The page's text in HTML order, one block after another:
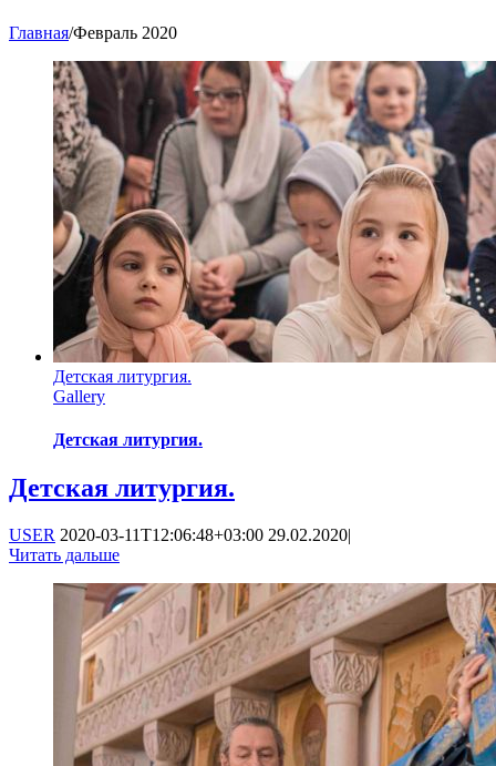
Главная/Февраль 2020
Детская литургия.
Gallery
Детская литургия.
Детская литургия.
USER 2020-03-11T12:06:48+03:00 29.02.2020|
Читать дальше